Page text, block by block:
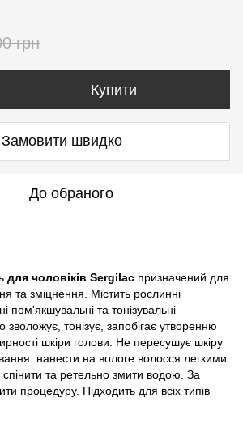
грн
Купити
Замовити швидко
До обраного
для чоловіків Sergilac призначений для
та зміцнення. Містить рослинні
пом'якшувальні та тонізувальні
тонізує, запобігає утворенню
шкіри голови. Не пересушує шкіру
нанести на вологе волосся легкими
та ретельно змити водою. За
процедуру. Підходить для всіх типів